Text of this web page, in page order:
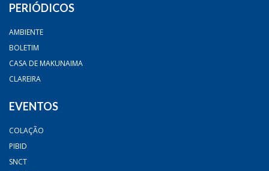
PERIÓDICOS
AMBIENTE
BOLETIM
CASA DE MAKUNAIMA
CLAREIRA
EVENTOS
COLAÇÃO
PIBID
SNCT